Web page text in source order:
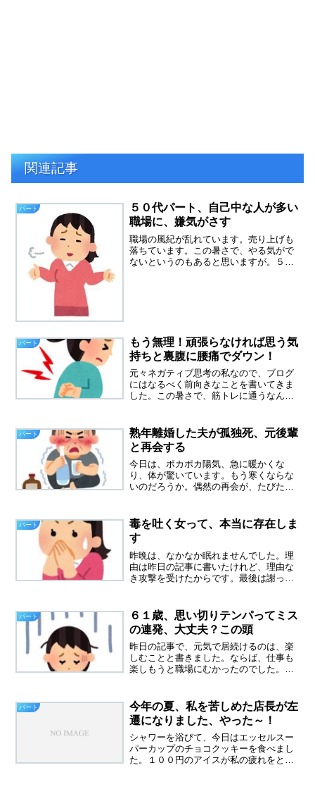
関連記事
パート
５０代パート、自己中な人が多い
職場に、嫌気がさす
職場の風紀が乱れています。売り上げも
落ちています。この暑さで、やる気がで
ないというのもあると思いますが。５０
パート
もう無理！頑張らなければ思う気
持ちと裏腹に腰痛でダウン！
元々ネガティブ思考の私なので、ブログ
にはなるべく前向きなことを書いてきま
した。この暑さで、筋トレに通うなんて
に通えば、精神も身体も鍛えられるかと
思って、自分を追い込んで...
パート
熟年離婚した夫が孤独死、元後輩
と再会する
今日は、ポカポカ陽気、急に暖かくな
り、体が驚いています。もう寒くならな
いのだろうか。偶然の再会が、たびたび
かくたくさんの人と接します。そんな
中、偶然の再会がたびたびあり...
パート
毒を吐く女って、本当に存在しま
す
昨晩は、なかなか眠れませんでした。理
由は昨日の記事に書いたけれど、理由な
き攻撃を受けたからです。最後は謝って
今日は心も身体も重く、憂鬱な休日にな
ってしまいました。毒を吐く...
パート
６１歳、思い切りテンパってミス
の連発、大丈夫？この頭
昨日の記事で、元気で居続けるのは、楽
しむことと書きました。ならば、仕事も
楽しもうと職場にむかったのでした。な
るのですが、そのメモをどこに置いたか
忘れてしまう。いろんな仕...
パート
今年の夏、私を苦しめた店長が左
遷になりました、やった～！
シャワーを浴びて、今日はエッセルスー
パーカップのチョコクッキーを食べまし
た。１００円のアイスが私の疲れをとっ